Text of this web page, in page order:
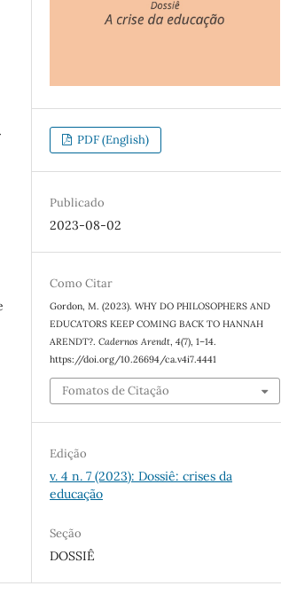
PDF (English)
Publicado
2023-08-02
Como Citar
Gordon, M. (2023). WHY DO PHILOSOPHERS AND
EDUCATORS KEEP COMING BACK TO HANNAH
ARENDT?.Cadernos Arendt,4(7), 1–14.
https://doi.org/10.26694/ca.v4i7.4441
Fomatos de Citação
Edição
v. 4 n. 7 (2023): Dossiê: crises da
educação
Seção
DOSSIÊ